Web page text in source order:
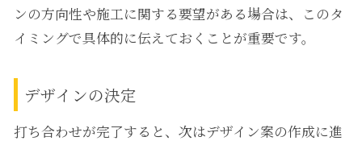
ンの方向性や施工に関する要望がある場合は、このタ
イミングで具体的に伝えておくことが重要です。
デザインの決定
打ち合わせが完了すると、次はデザイン案の作成に進